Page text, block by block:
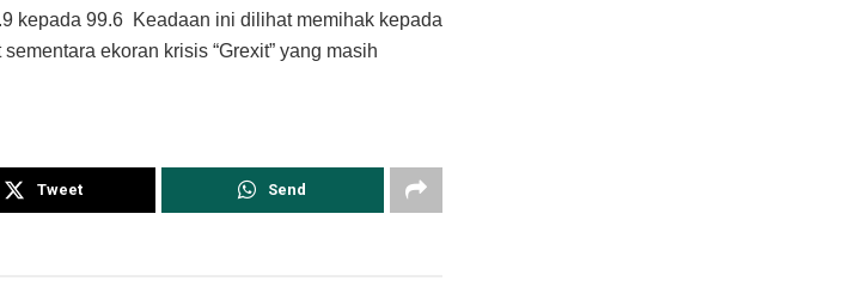
kepada 99.6 Keadaan ini dilihat memihak kepada
ekoran krisis “Grexit” yang masih
Tweet Send